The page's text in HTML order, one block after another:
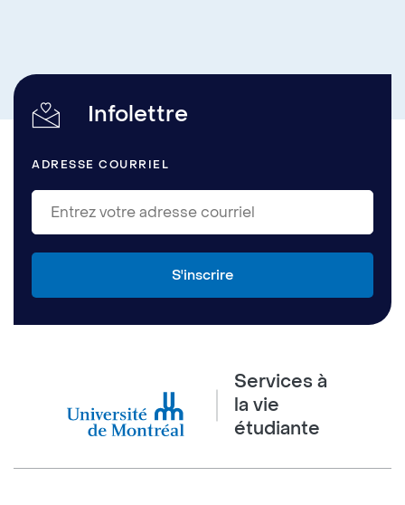
Infolettre
ADRESSE COURRIEL
Services à
la vie
étudiante